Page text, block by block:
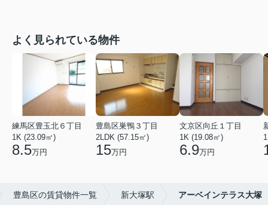
よく見られている物件
練馬区豊玉北６丁目
1K (23.09㎡)
8.5万円
豊島区巣鴨３丁目
2LDK (57.15㎡)
15万円
文京区向丘１丁目
1K (19.08㎡)
6.9万円
豊島区の賃貸物件一覧 新大塚駅 アーベインテラス大塚